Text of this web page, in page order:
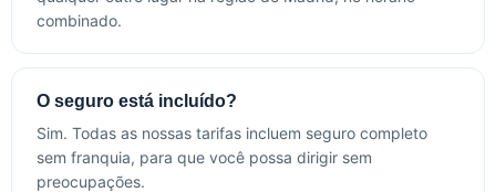
combinado.
O seguro está incluído?
Sim. Todas as nossas tarifas incluem seguro completo
sem franquia, para que você possa dirigir sem
preocupações.